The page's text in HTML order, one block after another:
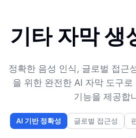
기타 자막 생
정확한 음성 인식, 글로벌 접근
을 위한 완전한 AI 자막 도구
기능을 제공합
AI 기반 정확성 글로벌 접근성